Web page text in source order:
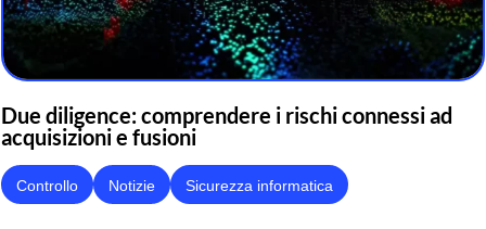
Due diligence: comprendere i rischi connessi ad
acquisizioni e fusioni
Controllo Notizie Sicurezza informatica